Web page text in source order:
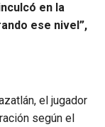
en la
ese nivel”,
el jugador
según el